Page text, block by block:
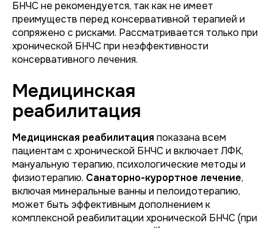
БНЧС не рекомендуется, так как не имеет
преимуществ перед консервативной терапией и
сопряжено с рисками. Рассматривается только при
хронической БНЧС при неэффективности
консервативного лечения.
Медицинская
реабилитация
Медицинская реабилитация показана всем
пациентам с хронической БНЧС и включает ЛФК,
мануальную терапию, психологические методы и
физиотерапию. Санаторно-курортное лечение,
включая минеральные ванны и пелоидотерапию,
может быть эффективным дополнением к
комплексной реабилитации хронической БНЧС (при